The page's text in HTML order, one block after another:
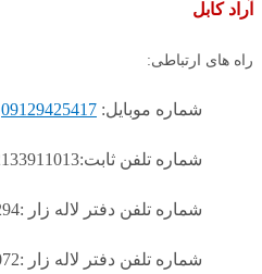
آراد کابل
راه های ارتباطی:
شماره موبایل: 09129425417
شماره تلفن ثابت:02133911013
شماره تلفن دفتر لاله زار :02136871294
شماره تلفن دفتر لاله زار :02136871072